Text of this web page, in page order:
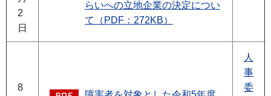
2
日
らいへの立地企業の決定につい
て（PDF：272KB）
8
人
事
委